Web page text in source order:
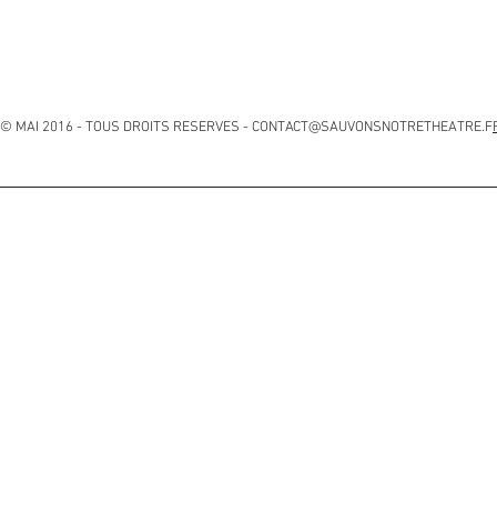
© MAI 2016 - TOUS DROITS RESERVES - CONTACT@SAUVONSNOTRETHEATRE.F